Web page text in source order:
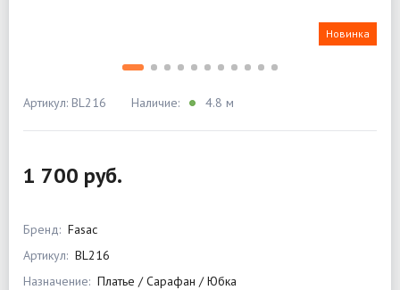
Новинка
Артикул: BL216 Наличие: 4.8 м
1 700 руб.
Бренд: Fasac
Артикул: BL216
Назначение: Платье / Сарафан / Юбка